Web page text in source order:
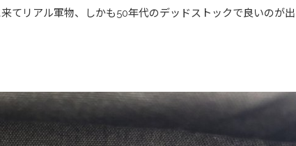
てリアル軍物、しかも50年代のデッドストックで良いのが出